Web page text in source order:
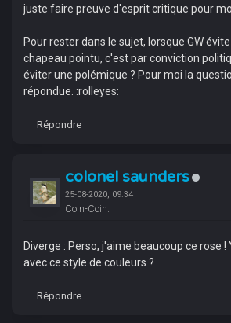
juste faire preuve d'esprit critique pour
Pour rester dans le sujet, lorsque GW
chapeau pointu, c'est par conviction
éviter une polémique ? Pour moi la
répondue. :rolleyes:
Répondre
colonel saunders
25-08-2020, 09:34
Coin-Coin.
Diverge : Perso, j'aime beaucoup ce rose !
avec ce style de couleurs ?
Répondre